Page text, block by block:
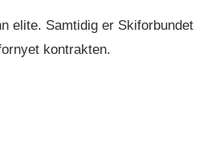
elite. Samtidig er Skiforbundet
kontrakten.